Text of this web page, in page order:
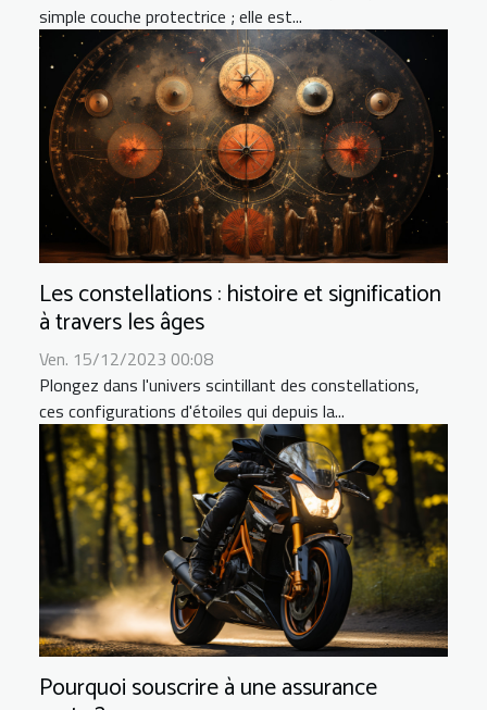
simple couche protectrice ; elle est...
Les constellations : histoire et signification
à travers les âges
Ven. 15/12/2023 00:08
Plongez dans l'univers scintillant des constellations,
ces configurations d'étoiles qui depuis la...
Pourquoi souscrire à une assurance